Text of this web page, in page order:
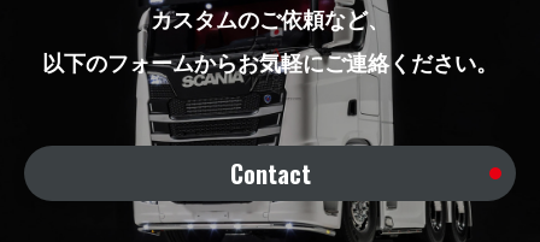
カスタムのご依頼など、
以下のフォームからお気軽にご連絡ください。
Contact